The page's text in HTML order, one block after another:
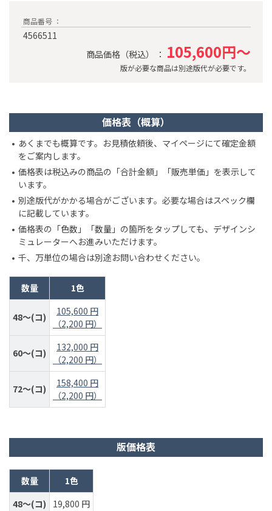
商品番号 ：
4566511
商品価格（税込） ： 105,600円～
版が必要な商品は別途版代が必要です。
価格表（概算）
あくまでも概算です。お見積依頼後、マイページにて確定金額
をご案内します。
価格表は税込みの商品の「合計金額」「販売単価」を表示して
います。
別途版代がかかる場合がございます。必要な場合はスペック欄
に記載しています。
価格表の「色数」「数量」の箇所をタップしても、デザインシ
ミュレーターへお進みいただけます。
千、万単位の場合は別途お問い合わせください。
数量 1色
48～(コ)
105,600 円
（2,200 円）
60～(コ)
132,000 円
（2,200 円）
72～(コ)
158,400 円
（2,200 円）
版価格表
数量
1色
48～(コ)
19,800 円